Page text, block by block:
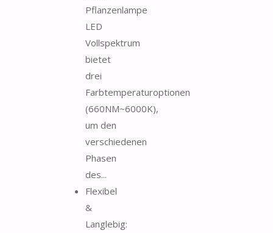
Pflanzenlampe
LED
Vollspektrum
bietet
drei
Farbtemperaturoptionen
(660NM~6000K),
um den
verschiedenen
Phasen
des...
Flexibel
&
Langlebig: